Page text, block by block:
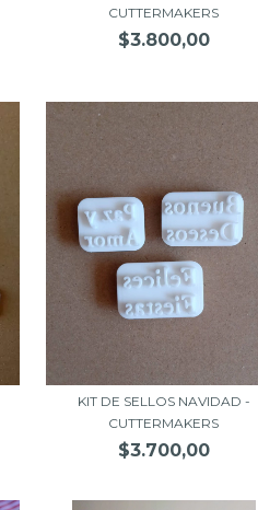
CUTTERMAKERS
$3.800,00
KIT DE SELLOS NAVIDAD -
CUTTERMAKERS
$3.700,00